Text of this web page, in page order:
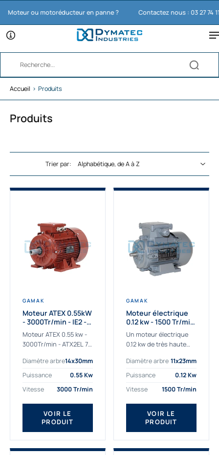
ou motoréducteur en panne ? Contactez nous : 03 27 74 11 65
Accueil › Produits
Produits
Trier par:
GAMAK
Moteur ATEX 0.55kW
- 3000Tr/min - IE2 -
Zone 2/22 -
Aluminium
Moteur ATEX 0.55 kw -
3000Tr/min - ATX2EL 71
pour les atmosphères
explosives Le moteur
Diamètre arbre14x30mm
Puissance
0.55 Kw
Vitesse
3000 Tr/min
VOIR LE
PRODUIT
GAMAK
Moteur électrique
0.12 kw - 1500 Tr/min
- 230/400V - IE2
Un moteur électrique
0.12 kw de très haute
applications les plus
sollicitées. Nous
fournissons des
moteurs électriques...
Diamètre arbre 11x23mm
Puissance
0.12 Kw
Vitesse
1500 Tr/min
VOIR LE
PRODUIT